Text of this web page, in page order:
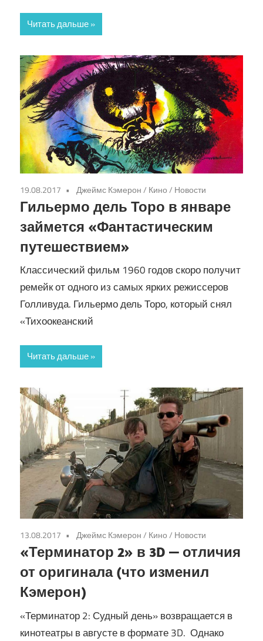
Читать дальше
19.08.2017 Джеймс Кэмерон/ Кино/ Новости
Гильермо дель Торо в январе
займется «Фантастическим
путешествием»
Классический фильм 1960 годов скоро получит
ремейк от одного из самых ярких режиссеров
Голливуда. Гильермо дель Торо, который снял
«Тихоокеанский
Читать дальше
13.08.2017 Джеймс Кэмерон/ Кино/ Новости
«Терминатор 2» в 3D — отличия
от оригинала (что изменил
Кэмерон)
«Терминатор 2: Судный день» возвращается в
кинотеатры в августе в формате 3D. Однако